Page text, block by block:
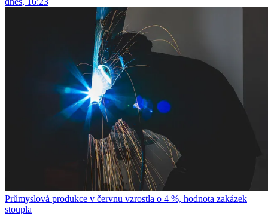
Průmyslová produkce v červnu vzrostla o 4 %, hodnota zakázek
stoupla